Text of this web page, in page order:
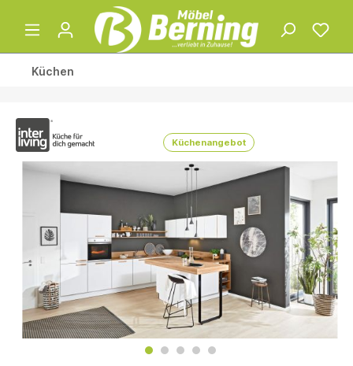
Küchen
Küchenangebot